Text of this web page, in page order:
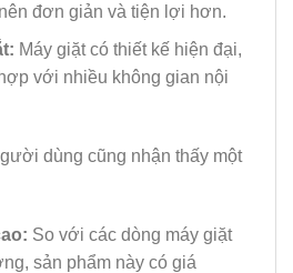
đơn giản và tiện lợi hơn.
Máy giặt có thiết kế hiện đại,
với nhiều không gian nội
dùng cũng nhận thấy một
So với các dòng máy giặt
sản phẩm này có giá